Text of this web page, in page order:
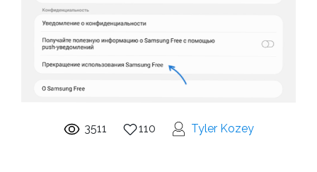
3511 110 Tyler Kozey